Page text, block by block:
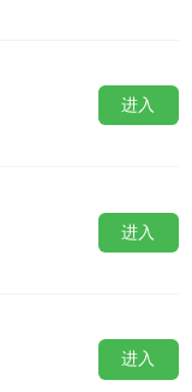
进入
进入
进入